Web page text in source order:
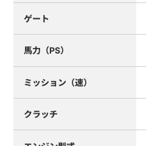
ゲート
馬力（PS）
ミッション（速）
クラッチ